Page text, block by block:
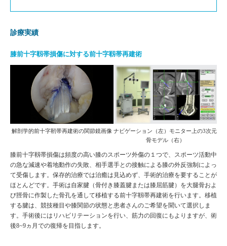
診療実績
膝前十字靱帯損傷に対する前十字靱帯再建術
解剖学的前十字靭帯再建術の関節鏡画像 ナビゲーション（左）モニター上の3次元
骨モデル（右）
膝前十字靱帯損傷は頻度の高い膝のスポーツ外傷の１つで、スポーツ活動中
の急な減速や着地動作の失敗、相手選手との接触による膝の外反強制によっ
て受傷します。保存的治療では治癒は見込めず、手術的治療を要することが
ほとんどです。手術は自家腱（骨付き膝蓋腱または膝屈筋腱）を大腿骨およ
び脛骨に作製した骨孔を通して移植する前十字靱帯再建術を行います。移植
する腱は、競技種目や膝関節の状態と患者さんのご希望を聞いて選択しま
す。手術後にはリハビリテーションを行い、筋力の回復にもよりますが、術
後8~9ヵ月での復帰を目指します。